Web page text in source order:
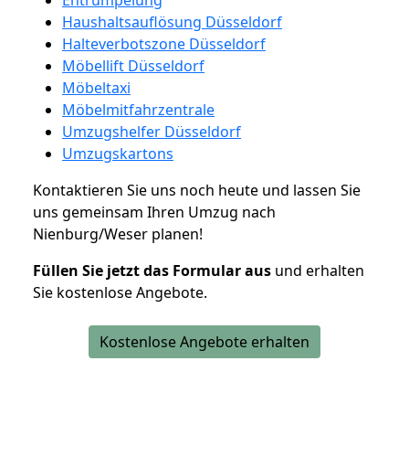
Haushaltsauflösung Düsseldorf
Halteverbotszone Düsseldorf
Möbellift Düsseldorf
Möbeltaxi
Möbelmitfahrzentrale
Umzugshelfer Düsseldorf
Umzugskartons
Kontaktieren Sie uns noch heute und lassen Sie
uns gemeinsam Ihren Umzug nach
Nienburg/Weser planen!
Füllen Sie jetzt das Formular aus und erhalten
Sie kostenlose Angebote.
Kostenlose Angebote erhalten